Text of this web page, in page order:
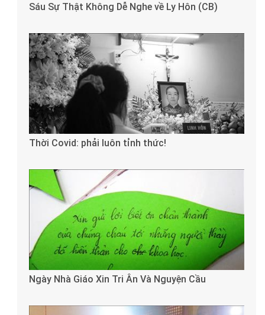
Sáu Sự Thật Không Dễ Nghe về Ly Hôn (CB)
Thời Covid: phải luôn tỉnh thức!
Ngày Nhà Giáo Xin Tri Ân Và Nguyện Cầu